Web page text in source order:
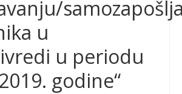
u
u periodu
godine“